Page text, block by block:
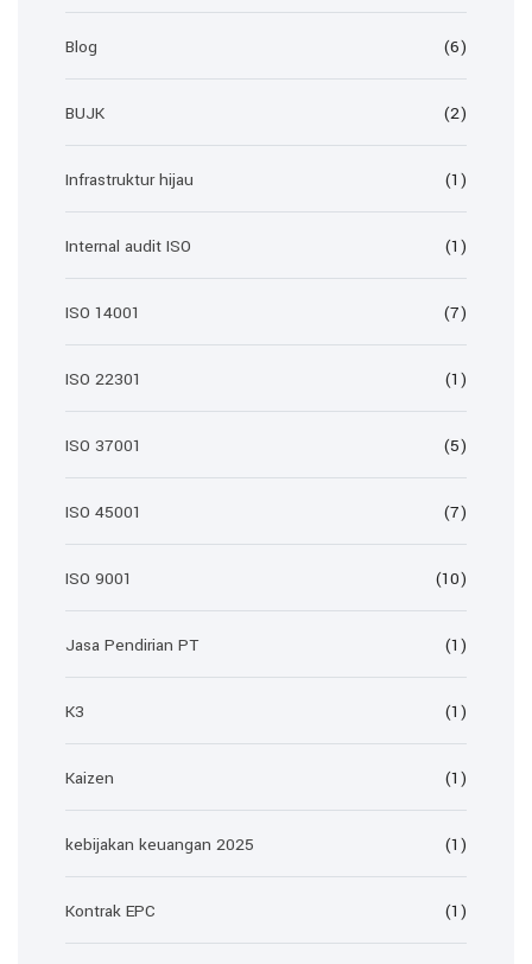
Blog (6)
BUJK (2)
Infrastruktur hijau (1)
Internal audit ISO (1)
ISO 14001 (7)
ISO 22301 (1)
ISO 37001 (5)
ISO 45001 (7)
ISO 9001 (10)
Jasa Pendirian PT (1)
K3 (1)
Kaizen (1)
kebijakan keuangan 2025 (1)
Kontrak EPC (1)